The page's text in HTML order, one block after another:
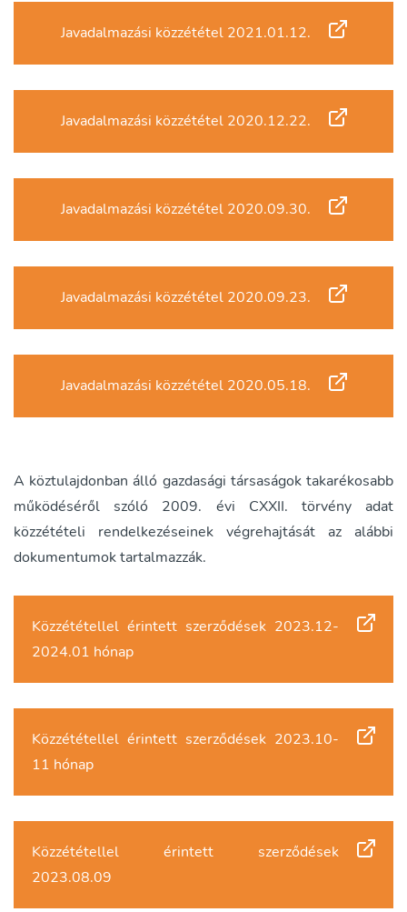
Javadalmazási közzététel 2021.01.12.
Javadalmazási közzététel 2020.12.22.
Javadalmazási közzététel 2020.09.30.
Javadalmazási közzététel 2020.09.23.
Javadalmazási közzététel 2020.05.18.
A köztulajdonban álló gazdasági társaságok takarékosabb
működéséről szóló 2009. évi CXXII. törvény adat
közzétételi rendelkezéseinek végrehajtását az alábbi
dokumentumok tartalmazzák.
Közzététellel érintett szerződések 2023.12-
2024.01 hónap
Közzététellel érintett szerződések 2023.10-
11 hónap
Közzététellel érintett szerződések
2023.08.09